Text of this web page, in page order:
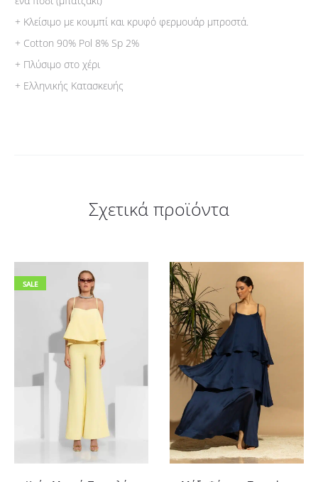
+ Κλείσιμο με κουμπί και κρυφό φερμουάρ μπροστά.
+ Cotton 90% Pol 8% Sp 2%
+ Πλύσιμο στο χέρι
+ Ελληνικής Κατασκευής
Σχετικά προϊόντα
SALE